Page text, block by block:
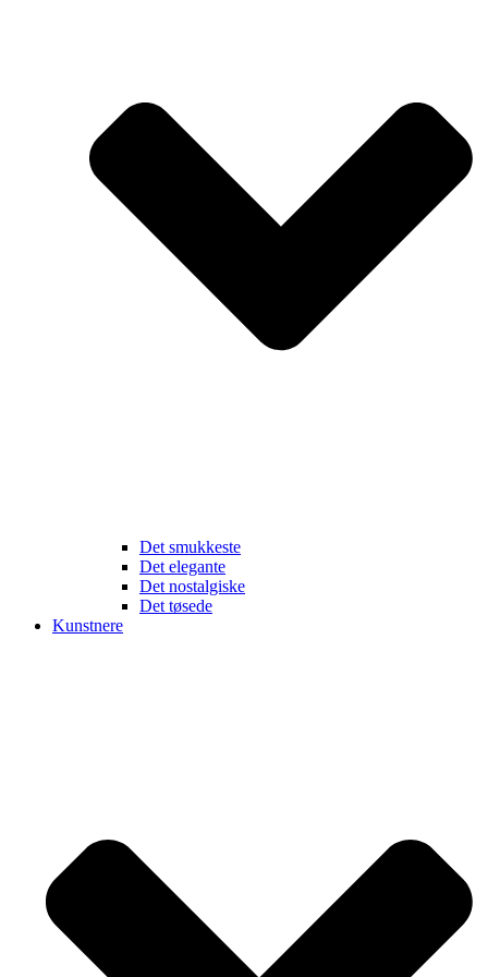
Det smukkeste
Det elegante
Det nostalgiske
Det tøsede
Kunstnere